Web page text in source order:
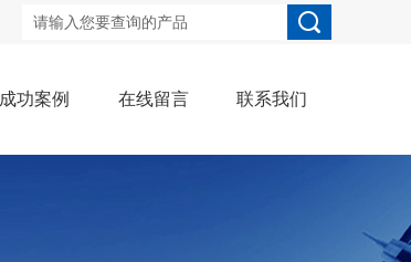
成功案例 在线留言 联系我们